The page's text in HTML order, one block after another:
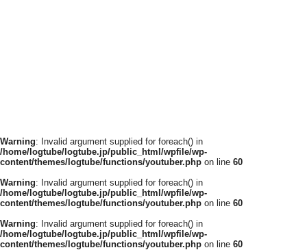
Warning: Invalid argument supplied for foreach() in
/home/logtube/logtube.jp/public_html/wpfile/wp-
content/themes/logtube/functions/youtuber.php on line 60
Warning: Invalid argument supplied for foreach() in
/home/logtube/logtube.jp/public_html/wpfile/wp-
content/themes/logtube/functions/youtuber.php on line 60
Warning: Invalid argument supplied for foreach() in
/home/logtube/logtube.jp/public_html/wpfile/wp-
content/themes/logtube/functions/youtuber.php on line 60